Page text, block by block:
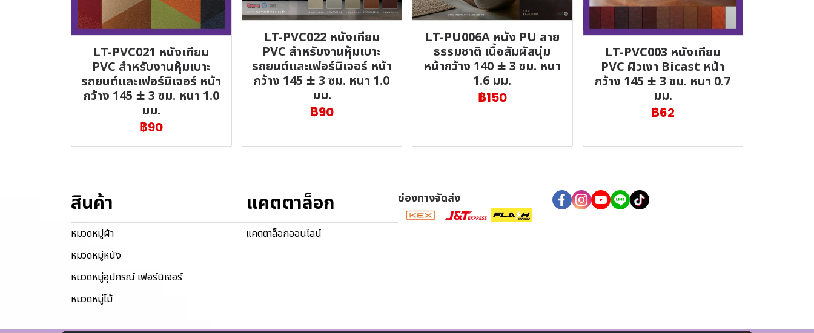
LT-PVC021 หนังเทียม
PVC สำหรับงานหุ้มเบาะ
รถยนต์และเฟอร์นิเจอร์ หน้า
กว้าง 145 ± 3 ซม. หนา 1.0
มม.
฿90
LT-PVC022 หนังเทียม
PVC สำหรับงานหุ้มเบาะ
รถยนต์และเฟอร์นิเจอร์ หน้า
กว้าง 145 ± 3 ซม. หนา 1.0
มม.
฿90
LT-PU006A หนัง PU ลาย
ธรรมชาติ เนื้อสัมผัสนุ่ม
หน้ากว้าง 140 ± 3 ซม. หนา
1.6 มม.
฿150
LT-PVC003 หนังเทียม
PVC ผิวเงา Bicast หน้า
กว้าง 145 ± 3 ซม. หนา 0.7
มม.
฿62
สินค้า
หมวดหมู่ผ้า
หมวดหมู่หนัง
หมวดหมู่อุปกรณ์ เฟอร์นิเจอร์
หมวดหมู่ไม้
แคตตาล็อก
แคตตาล็อกออนไลน์
ช่องทางจัดส่ง